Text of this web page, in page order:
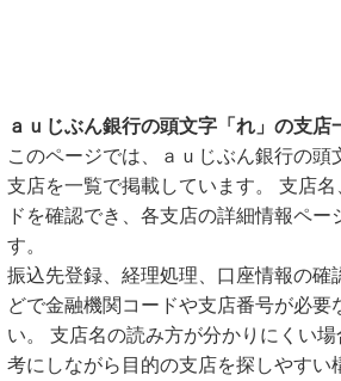
ａｕじぶん銀行の頭文字「れ」の支店
このページでは、ａｕじぶん銀行の頭
支店を一覧で掲載しています。 支店
ドを確認でき、各支店の詳細情報ペー
す。
振込先登録、経理処理、口座情報の確
どで金融機関コードや支店番号が必要
い。 支店名の読み方が分かりにくい
考にしながら目的の支店を探しやすい